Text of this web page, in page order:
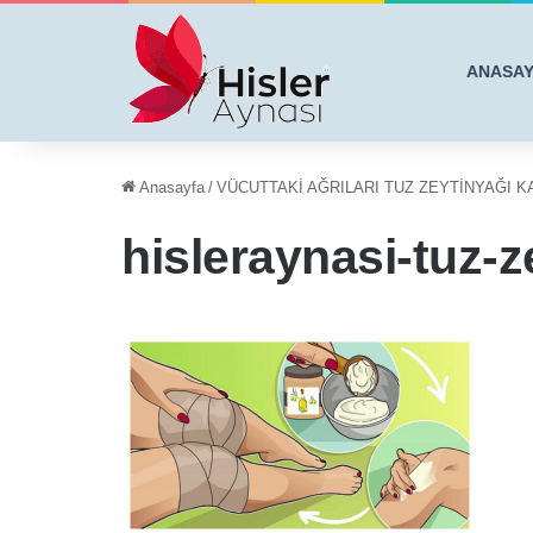
Anasayfa / VÜCUTTAKİ AĞRILARI TUZ ZEYTİNYAĞI
hisleraynasi-tuz-